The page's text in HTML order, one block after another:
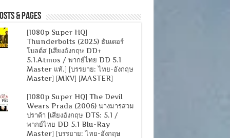
& Pages
[1080p Super HQ]
Thunderbolts (2025) ธันเดอร์
โบลต์ส [เสียงอังกฤษ DD+
5.1.Atmos / พากย์ไทย DD 5.1
Master แท้.] [บรรยาย: ไทย-อังกฤษ
Master] [MKV] [MASTER]
[1080p Super HQ] The Devil
Wears Prada (2006) นางมารสวม
ปราด้า [เสียงอังกฤษ DTS: 5.1 /
พากย์ไทย DD 5.1 Blu-Ray
Master] [บรรยาย: ไทย-อังกฤษ